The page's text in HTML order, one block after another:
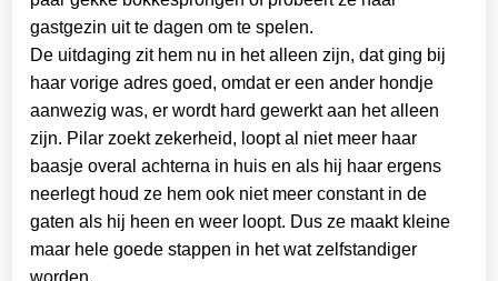
gastgezin uit te dagen om te spelen.
De uitdaging zit hem nu in het alleen zijn, dat ging bij
haar vorige adres goed, omdat er een ander hondje
aanwezig was, er wordt hard gewerkt aan het alleen
zijn. Pilar zoekt zekerheid, loopt al niet meer haar
baasje overal achterna in huis en als hij haar ergens
neerlegt houd ze hem ook niet meer constant in de
gaten als hij heen en weer loopt. Dus ze maakt kleine
maar hele goede stappen in het wat zelfstandiger